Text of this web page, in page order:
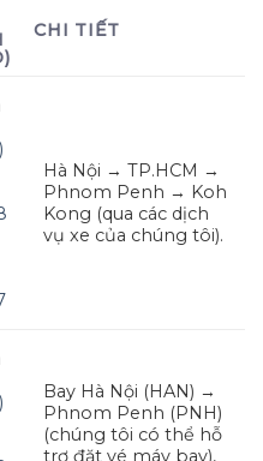
CHI TIẾT
Hà Nội → TP.HCM →
Phnom Penh → Koh
Kong (qua các dịch
vụ xe của chúng tôi).
Bay Hà Nội (HAN) →
Phnom Penh (PNH)
(chúng tôi có thể hỗ
trợ đặt vé máy bay),